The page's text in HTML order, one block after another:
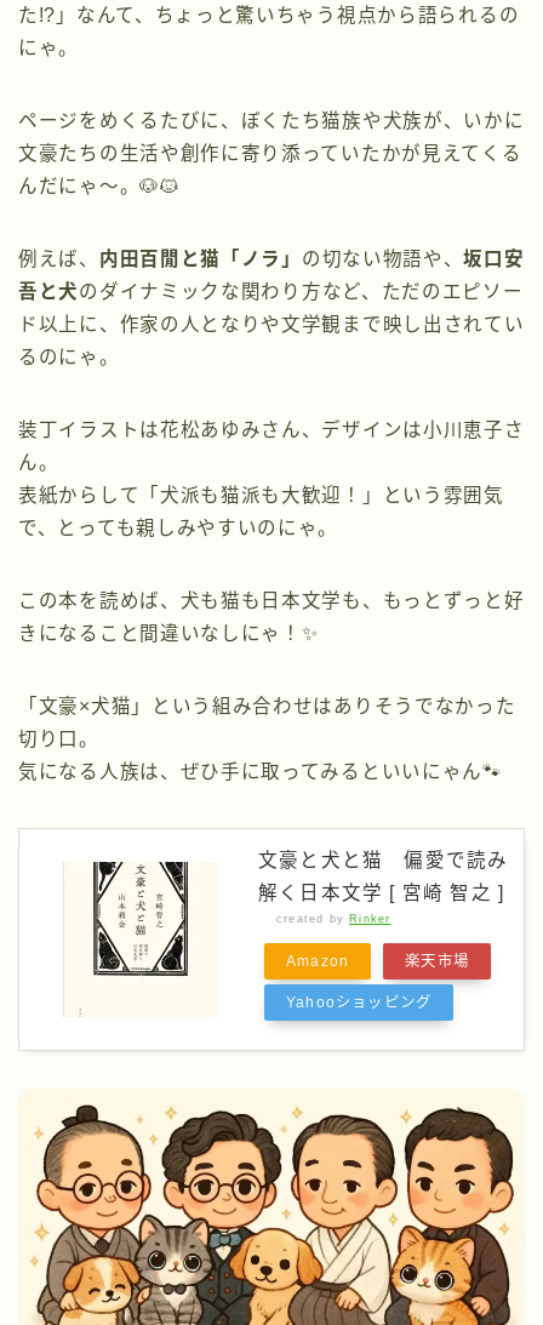
た!?」なんて、ちょっと驚いちゃう視点から語られるの
にゃ。
ページをめくるたびに、ぼくたち猫族や犬族が、いかに
文豪たちの生活や創作に寄り添っていたかが見えてくる
んだにゃ〜。🐶🐱
例えば、 内田百閒と猫「ノラ」 の切ない物語や、坂口安
吾と犬のダイナミックな関わり方など、ただのエピソー
ド以上に、作家の人となりや文学観まで映し出されてい
るのにゃ。
装丁イラストは花松あゆみさん、デザインは小川恵子さ
ん。
表紙からして「犬派も猫派も大歓迎！」という雰囲気
で、とっても親しみやすいのにゃ。
この本を読めば、犬も猫も日本文学も、もっとずっと好
きになること間違いなしにゃ！✨
「文豪×犬猫」という組み合わせはありそうでなかった
切り口。
気になる人族は、ぜひ手に取ってみるといいにゃん🐾
文豪と犬と猫 偏愛で読み
解く日本文学 [ 宮崎 智之 ]
created by Rinker
Amazon 楽天市場
Yahooショッピング